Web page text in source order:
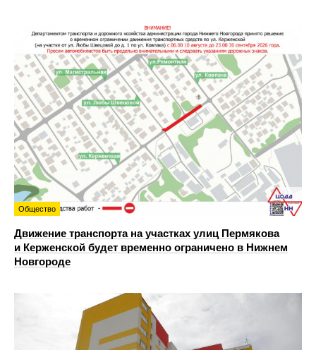
Общество
Движение транспорта на участках улиц Пермякова
и Керженской будет временно ограничено в Нижнем
Новгороде